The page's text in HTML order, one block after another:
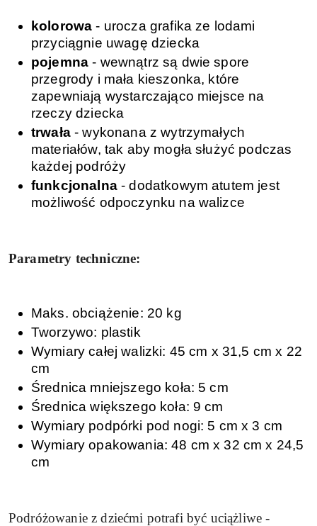
kolorowa - urocza grafika ze lodami
przyciągnie uwagę dziecka
pojemna - wewnątrz są dwie spore
przegrody i mała kieszonka, które
zapewniają wystarczająco miejsce na
rzeczy dziecka
trwała- wykonana z wytrzymałych
materiałów, tak aby mogła służyć podczas
każdej podróży
funkcjonalna- dodatkowym atutem jest
możliwość odpoczynku na walizce
Parametry techniczne:
Maks. obciążenie: 20 kg
Tworzywo: plastik
Wymiary całej walizki: 45 cm x 31,5 cm x 22
cm
Średnica mniejszego koła: 5 cm
Średnica większego koła: 9 cm
Wymiary podpórki pod nogi: 5 cm x 3 cm
Wymiary opakowania: 48 cm x 32 cm x 24,5
cm
Podróżowanie z dziećmi potrafi być uciążliwe -